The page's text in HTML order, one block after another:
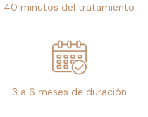
40 minutos del tratamiento
3 a 6 meses de duración